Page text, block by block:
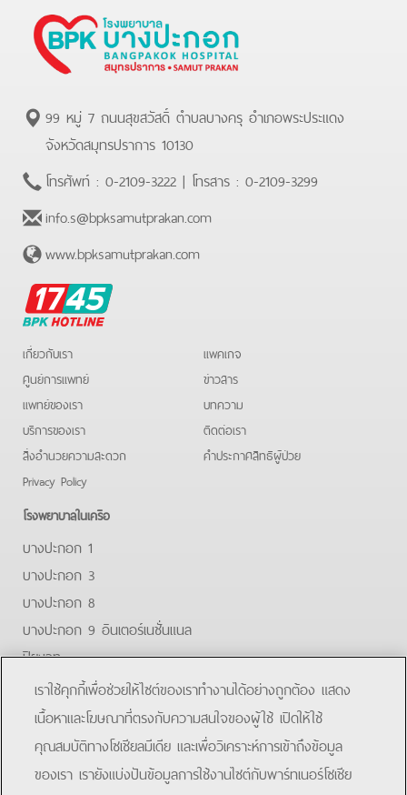
99 หมู่ 7 ถนนสุขสวัสดิ์ ตำบลบางครุ อำเภอพระประแดง
จังหวัดสมุทรปราการ 10130
โทรศัพท์ : 0-2109-3222 | โทรสาร : 0-2109-3299
info.s@bpksamutprakan.com
www.bpksamutprakan.com
BPK
Hotline
เกี่ยวกับเรา
ศูนย์การแพทย์
แพทย์ของเรา
บริการของเรา
สิ่งอำนวยความสะดวก
Privacy Policy
แพคเกจ
ข่าวสาร
บทความ
ติดต่อเรา
คําประกาศสิทธิผู้ป่วย
โรงพยาบาลในเครือ
บางปะกอก 1
บางปะกอก 3
บางปะกอก 8
บางปะกอก 9 อินเตอร์เนชั่นแนล
ปิยะเวท
บางปะกอก-รังสิต 2
บางปะกอกสมุทรปราการ
FacebookLine
เราใช้คุกกี้เพื่อช่วยให้ไซต์ของเราทำงานได้อย่างถูกต้อง แสดง
เนื้อหาและโฆษณาที่ตรงกับความสนใจของผู้ใช้ เปิดให้ใช้
คุณสมบัติทางโซเชียลมีเดีย และเพื่อวิเคราะห์การเข้าถึงข้อมูล
ของเรา เรายังแบ่งปันข้อมูลการใช้งานไซต์กับพาร์ทเนอร์โซเชีย